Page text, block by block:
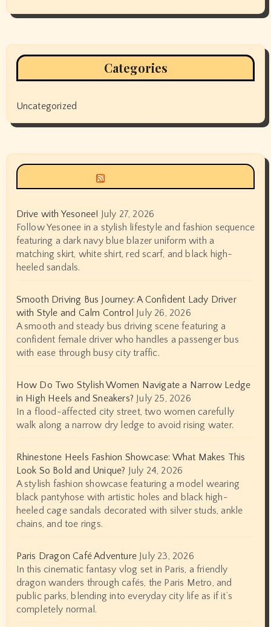
Categories
Uncategorized
Drive with Yesonee!
July 27, 2026
Follow Yesonee in a stylish lifestyle and fashion sequence
featuring a dark navy blue blazer uniform with a
matching skirt, white shirt, red scarf, and black high-
heeled sandals.
Smooth Driving Bus Journey: A Confident Lady Driver
with Style and Calm Control
July 26, 2026
A smooth and steady bus driving scene featuring a
confident female driver who handles a passenger bus
with ease through busy city traffic.
How Do Two Stylish Women Navigate a Narrow Ledge
in High Heels and Sneakers? July 25, 2026
In a flood-affected city street, two women carefully
walk along a narrow dry ledge to avoid rising water.
Rhinestone Heels Fashion Showcase: What Makes This
Look So Bold and Unique?
July 24, 2026
A stylish fashion showcase featuring a model wearing
black pantyhose with artistic holes and black high-
heeled cage sandals decorated with silver studs, ankle
chains, and toe rings.
Paris Dragon Café Adventure July 23, 2026
In this cinematic fantasy vlog set in Paris, a friendly
dragon wanders through cafés, the Paris Metro, and
public parks, blending into everyday city life as if it’s
completely normal.